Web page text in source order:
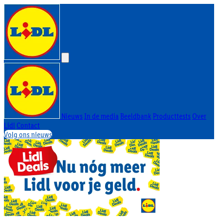
Nieuws In de mediaBeeldbank Producttests Over
Lidl Contact
Volg ons nieuws